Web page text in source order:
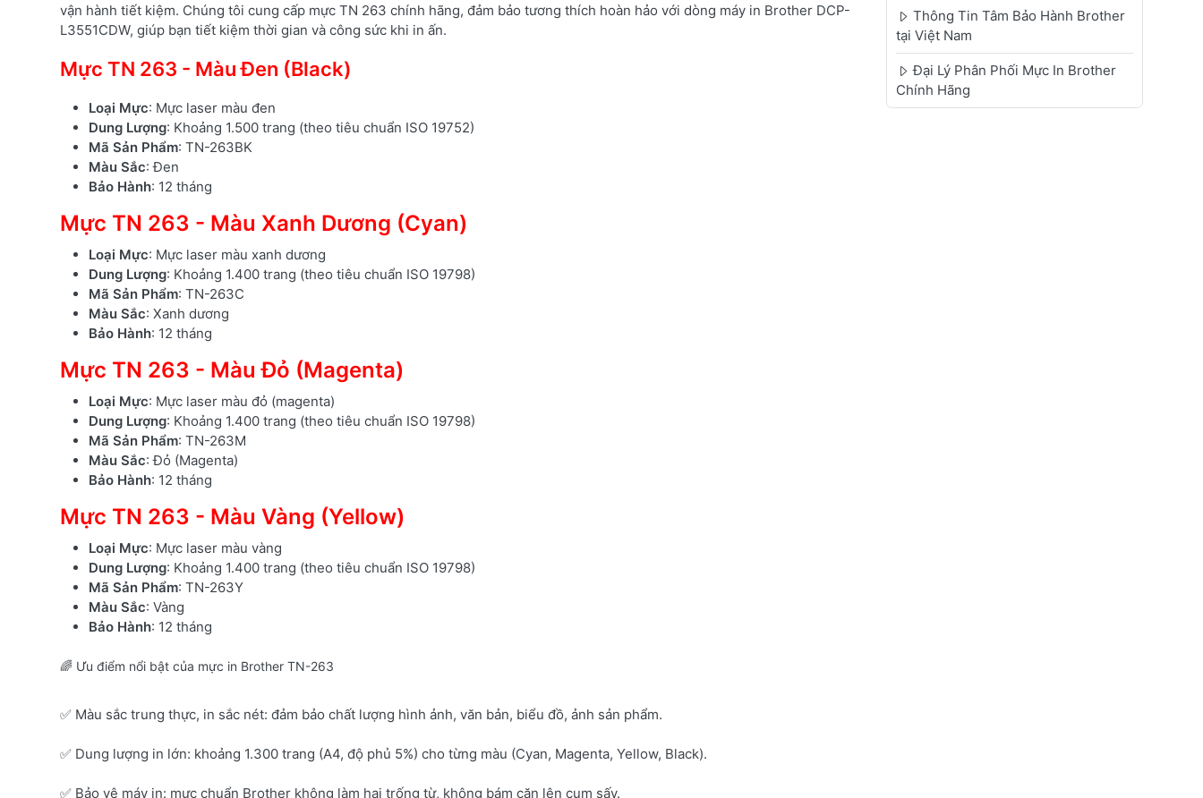
vận hành tiết kiệm. Chúng tôi cung cấp mực TN 263 chính hãng, đảm bảo tương thích hoàn hảo với dòng máy in Brother DCP-
L3551CDW, giúp bạn tiết kiệm thời gian và công sức khi in ấn.
Mực TN 263 - Màu Đen (Black)
Loại Mực: Mực laser màu đen
Dung Lượng: Khoảng 1.500 trang (theo tiêu chuẩn ISO 19752)
Mã Sản Phẩm: TN-263BK
Màu Sắc: Đen
Bảo Hành: 12 tháng
Mực TN 263 - Màu Xanh Dương (Cyan)
Loại Mực: Mực laser màu xanh dương
Dung Lượng: Khoảng 1.400 trang (theo tiêu chuẩn ISO 19798)
Mã Sản Phẩm: TN-263C
Màu Sắc: Xanh dương
Bảo Hành: 12 tháng
Mực TN 263 - Màu Đỏ (Magenta)
Loại Mực: Mực laser màu đỏ (magenta)
Dung Lượng: Khoảng 1.400 trang (theo tiêu chuẩn ISO 19798)
Mã Sản Phẩm: TN-263M
Màu Sắc: Đỏ (Magenta)
Bảo Hành: 12 tháng
Mực TN 263 - Màu Vàng (Yellow)
Loại Mực: Mực laser màu vàng
Dung Lượng: Khoảng 1.400 trang (theo tiêu chuẩn ISO 19798)
Mã Sản Phẩm: TN-263Y
Màu Sắc: Vàng
Bảo Hành: 12 tháng
🌈 Ưu điểm nổi bật của mực in Brother TN-263
✅ Màu sắc trung thực, in sắc nét: đảm bảo chất lượng hình ảnh, văn bản, biểu đồ, ảnh sản phẩm.
✅ Dung lượng in lớn: khoảng 1.300 trang (A4, độ phủ 5%) cho từng màu (Cyan, Magenta, Yellow, Black).
✅ Bảo vệ máy in: mực chuẩn Brother không làm hại trống từ, không bám cặn lên cụm sấy.
Thông Tin Tâm Bảo Hành Brother
tại Việt Nam
Đại Lý Phân Phối Mực In Brother
Chính Hãng